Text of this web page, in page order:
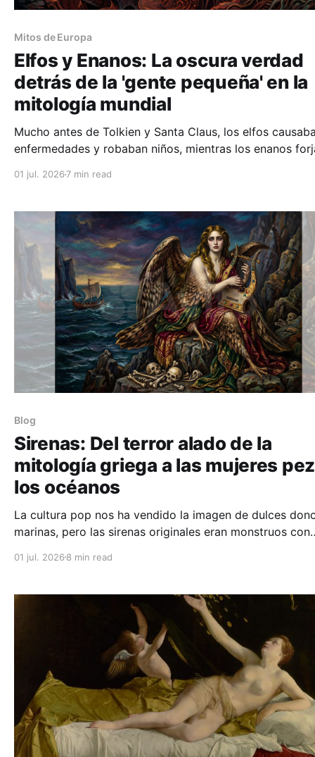
Mitos de Europa
Elfos y Enanos: La oscura verdad
detrás de la 'gente pequeña' en la
mitología mundial
Mucho antes de Tolkien y Santa Claus, los elfos
enfermedades y robaban niños, mientras los enanos
origen.
01 jul. 2026 7 min read
Blog
Sirenas: Del terror alado de la
mitología griega a las mujeres
los océanos
La cultura pop nos ha vendido la imagen de dulces
marinas, pero las sirenas originales eran monstruos con
la evolución de este mito refleja el terror histórico del
01 jul. 2026 8 min read